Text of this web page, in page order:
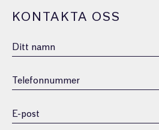
KONTAKTA OSS
Namn
Telefonnummer
E-
post